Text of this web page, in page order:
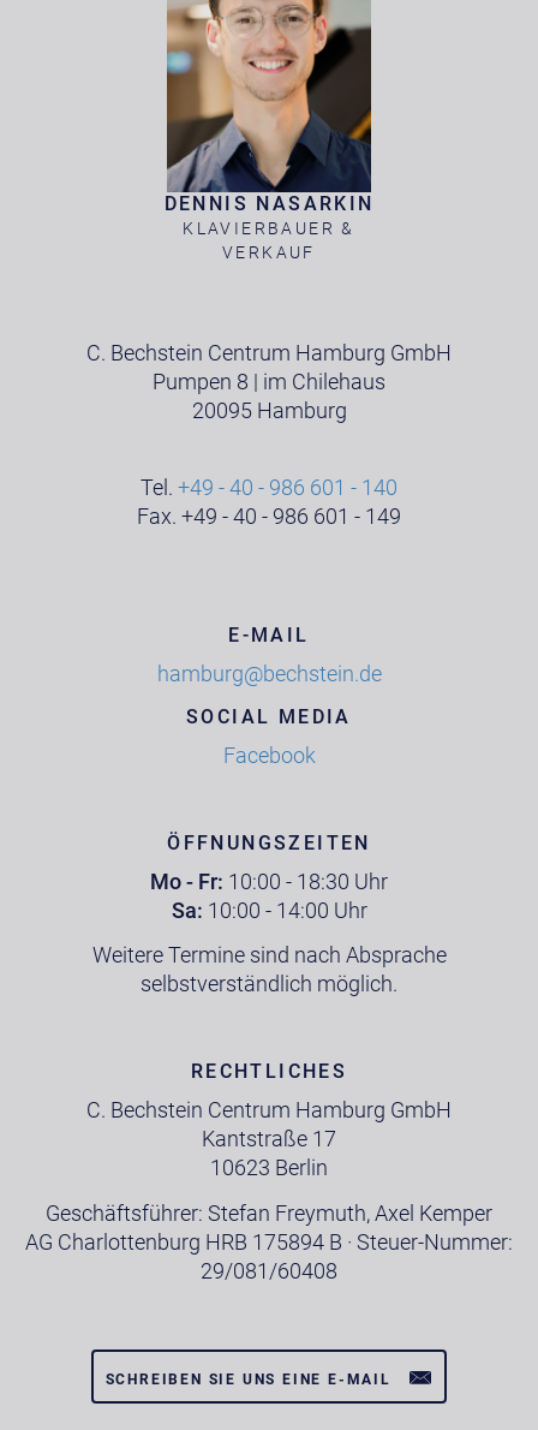
DENNIS NASARKIN
KLAVIERBAUER &
VERKAUF
C. Bechstein Centrum Hamburg GmbH
Pumpen 8 | im Chilehaus
20095 Hamburg
Tel. +49 - 40 - 986 601 - 140
Fax. +49 - 40 - 986 601 - 149
E-MAIL
hamburg@bechstein.de
SOCIAL MEDIA
Facebook
ÖFFNUNGSZEITEN
Mo - Fr: 10:00 - 18:30 Uhr
Sa: 10:00 - 14:00 Uhr
Weitere Termine sind nach Absprache
selbstverständlich möglich.
RECHTLICHES
C. Bechstein Centrum Hamburg GmbH
Kantstraße 17
10623 Berlin
Geschäftsführer: Stefan Freymuth, Axel Kemper
AG Charlottenburg HRB 175894 B · Steuer-Nummer:
29/081/60408
SCHREIBEN SIE UNS EINE E-MAIL